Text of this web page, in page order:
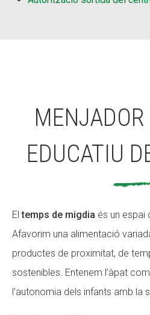
EDUCATIU
Eltemps de migdia és un espai
Afavorim una alimentació
productes de proximitat, de
sostenibles. Entenem l’àpat
l’autonomia dels infants amb la